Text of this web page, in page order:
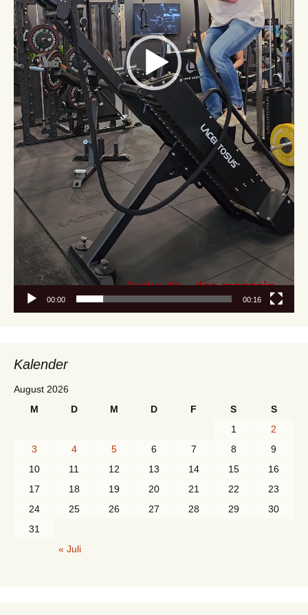
00:00 00:16
Kalender
August 2026
M
D M D F S
S
1
2
3
4 5 6 7 8
9
10
11 12 13 14 15
16
17
18 19 20 21 22
23
24
25 26 27 28 29
30
31
« Juli